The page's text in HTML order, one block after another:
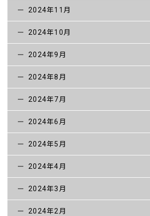
2024年11月
2024年10月
2024年9月
2024年8月
2024年7月
2024年6月
2024年5月
2024年4月
2024年3月
2024年2月